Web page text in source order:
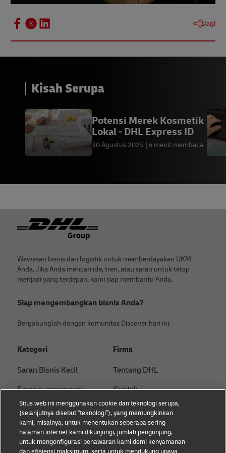
Langkah untuk Kesuksesan Streaming
Bagi
Kisah Serupa
Potensi Merek Kosmetik
Lokal - DHL Express ID
30 Agustus 2025 6 menit membaca
Footer
Wawasan bisnis dan logistik untuk memberdayakan UKM
Anda. Jika Anda mencari ide, tren, atau saran untuk tetap
menjadi yang terdepan, kami siap membantu Anda.
Siap mengembangkan bisnis Anda?
Bergabunglah dengan komunitas Discover hari ini.
Kategori
Saran Bisnis Kecil
Saran e-commerce
Saran B2B
Saran logistik
Tentang DHL
Firma
Tentang DHL
Kontak
Pusat Pers
Keberlanjutan
Pemberitahuan hukum
Situs web ini menggunakan cookie dan teknologi serupa,
(selanjutnya disebut “teknologi”), yang memungkinkan
kami, misalnya, untuk menentukan seberapa sering
halaman internet kami dikunjungi, jumlah pengunjung,
untuk mengonfigurasi penawaran kami demi kenyamanan